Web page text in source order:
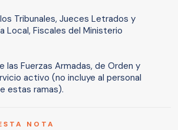
Tribunales, Jueces Letrados y
Local, Fiscales del Ministerio
las Fuerzas Armadas, de Orden y
activo (no incluye al personal
estas ramas).
NOTA